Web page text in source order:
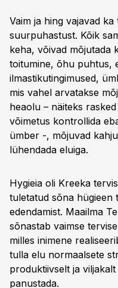
Vaim ja hing vajavad
suurpuhastust. Kõik
keha, võivad mõjutada
toitumine, õhu puhtus,
ilmastikutingimused,
mis vahel arvatakse
heaolu – näiteks
võimetus kontrollida
ümber -, mõjuvad
lühendada eluiga.
Hygieia oli Kreeka
tuletatud sõna hügieen
edendamist. Maailma
sõnastab vaimse
milles inimene
tulla elu normaalsete
produktiivselt ja
panustada.